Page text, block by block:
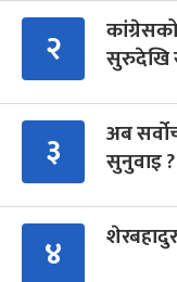
२
सुरुदेखि
३
अब
सुनुवाइ ?
४